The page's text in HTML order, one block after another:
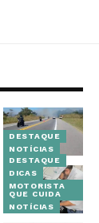
DESTAQUE
NOTÍCIAS
DESTAQUE
DICAS
MOTORISTA
QUE CUIDA
NOTÍCIAS